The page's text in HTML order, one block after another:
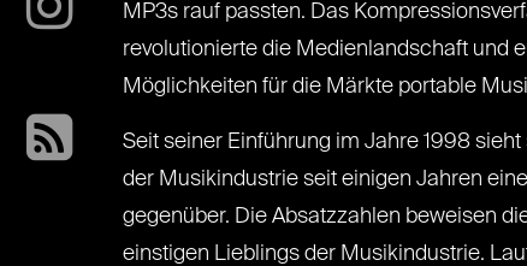
MP3s rauf passten. Das
revolutionierte die Medienlandschaft und
Möglichkeiten für die Märkte portable
Seit seiner Einführung im Jahre 1998
der Musikindustrie seit einigen Jahren
gegenüber. Die Absatzzahlen beweisen
einstigen Lieblings der Musikindustrie.